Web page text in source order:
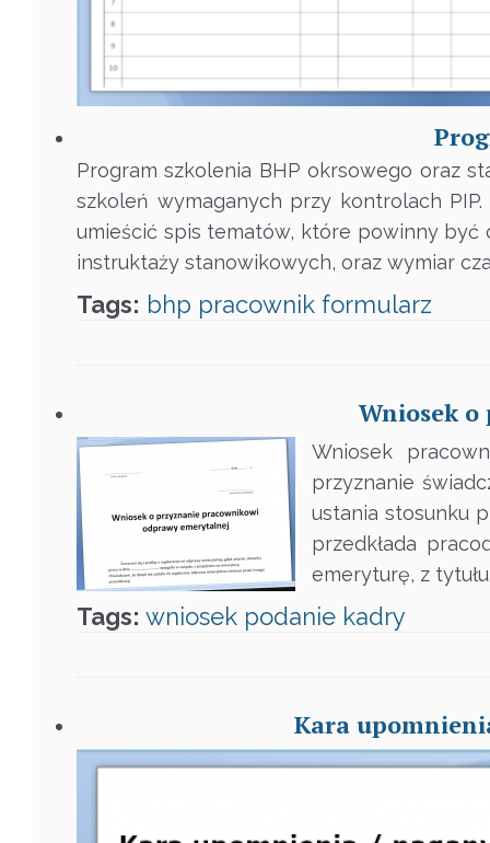
Program szkolenia BHP okrsowego oraz
szkoleń wymaganych przy kontrolach
umieścić spis tematów, które powinny
instruktaży stanowikowych, oraz wymiar
Tags: bhp pracownik formularz
Wniosek
Wniosek
przyznanie
ustania stosunku
przedkłada
emeryturę, z
Tags: wniosek podanie kadry
Kara